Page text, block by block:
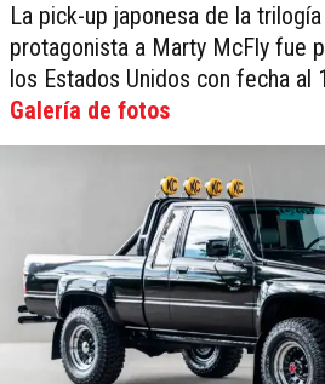
La pick-up japonesa de la
protagonista a Marty McFly fue
los Estados Unidos con fecha al
Galería de fotos